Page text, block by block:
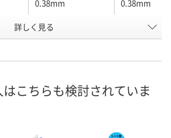
0.38mm 0.38mm
緑インク 赤インク
詳しく見る
こちらも検討されていま